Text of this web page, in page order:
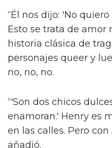
“Él nos dijo: 'No
Esto se trata de amor
historia clásica de
personajes queer y
no, no, no.
“'Son dos chicos
enamoran.' Henry es
en las calles. Pero
añadió.